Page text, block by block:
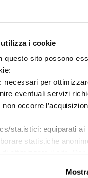
i cookie
questo sito possono
necessari per
eventuali servizi
occorre
statistici: equiparati ai
statistiche
marketing: sono
natur
matt
Schattierung:
Maßeinheit:
MQ